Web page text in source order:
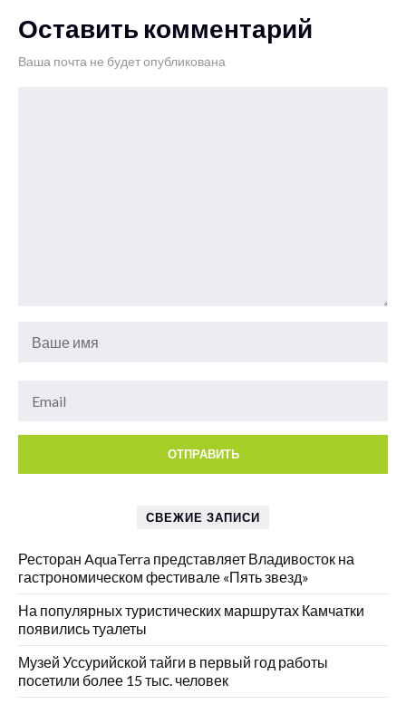
Оставить комментарий
Ваша почта не будет опубликована
СВЕЖИЕ ЗАПИСИ
Ресторан AquaTerra представляет Владивосток на
гастрономическом фестивале «Пять звезд»
На популярных туристических маршрутах Камчатки
появились туалеты
Музей Уссурийской тайги в первый год работы
посетили более 15 тыс. человек